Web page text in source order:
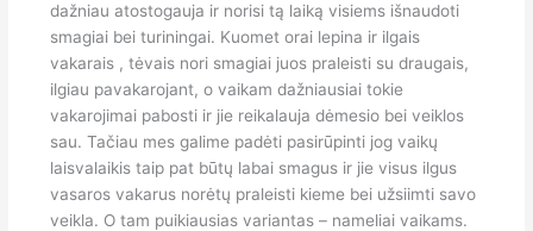
dažniau atostogauja ir norisi tą laiką visiems išnaudoti
smagiai bei turiningai. Kuomet orai lepina ir ilgais
vakarais , tėvais nori smagiai juos praleisti su draugais,
ilgiau pavakarojant, o vaikam dažniausiai tokie
vakarojimai pabosti ir jie reikalauja dėmesio bei veiklos
sau. Tačiau mes galime padėti pasirūpinti jog vaikų
laisvalaikis taip pat būtų labai smagus ir jie visus ilgus
vasaros vakarus norėtų praleisti kieme bei užsiimti savo
veikla. O tam puikiausias variantas – nameliai vaikams.